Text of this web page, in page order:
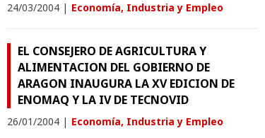
24/03/2004 | Economía, Industria y Empleo
EL CONSEJERO DE AGRICULTURA Y
ALIMENTACION DEL GOBIERNO DE
ARAGON INAUGURA LA XV EDICION DE
ENOMAQ Y LA IV DE TECNOVID
26/01/2004 | Economía, Industria y Empleo